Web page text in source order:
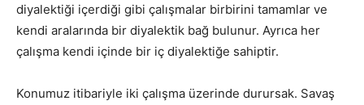
diyalektiği içerdiği gibi çalışmalar birbirini tamamlar ve
kendi aralarında bir diyalektik bağ bulunur. Ayrıca her
çalışma kendi içinde bir iç diyalektiğe sahiptir.
Konumuz itibariyle iki çalışma üzerinde durursak. Savaş